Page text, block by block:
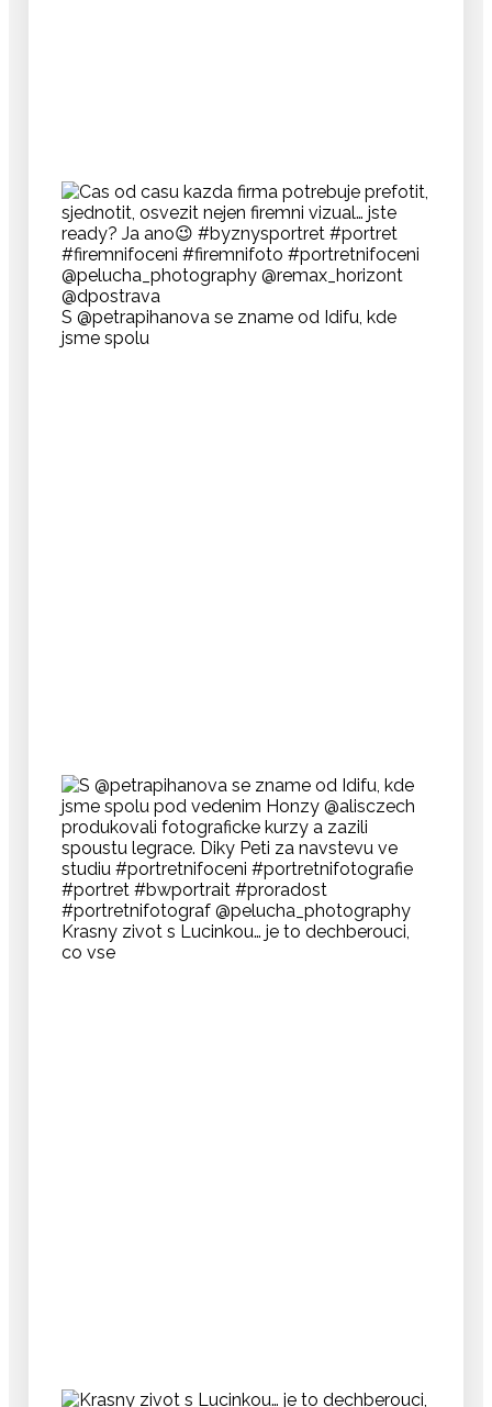
S @petrapihanova se zname od Idifu, kde
jsme spolu
Krasny zivot s Lucinkou… je to dechberouci,
co vse